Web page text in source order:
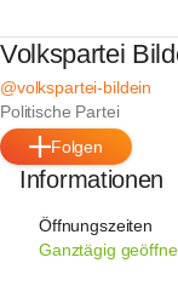
Volkspartei
@volkspartei-bildein
Politische Partei
Folgen
Informationen
Öffnungszeiten
Ganztägig